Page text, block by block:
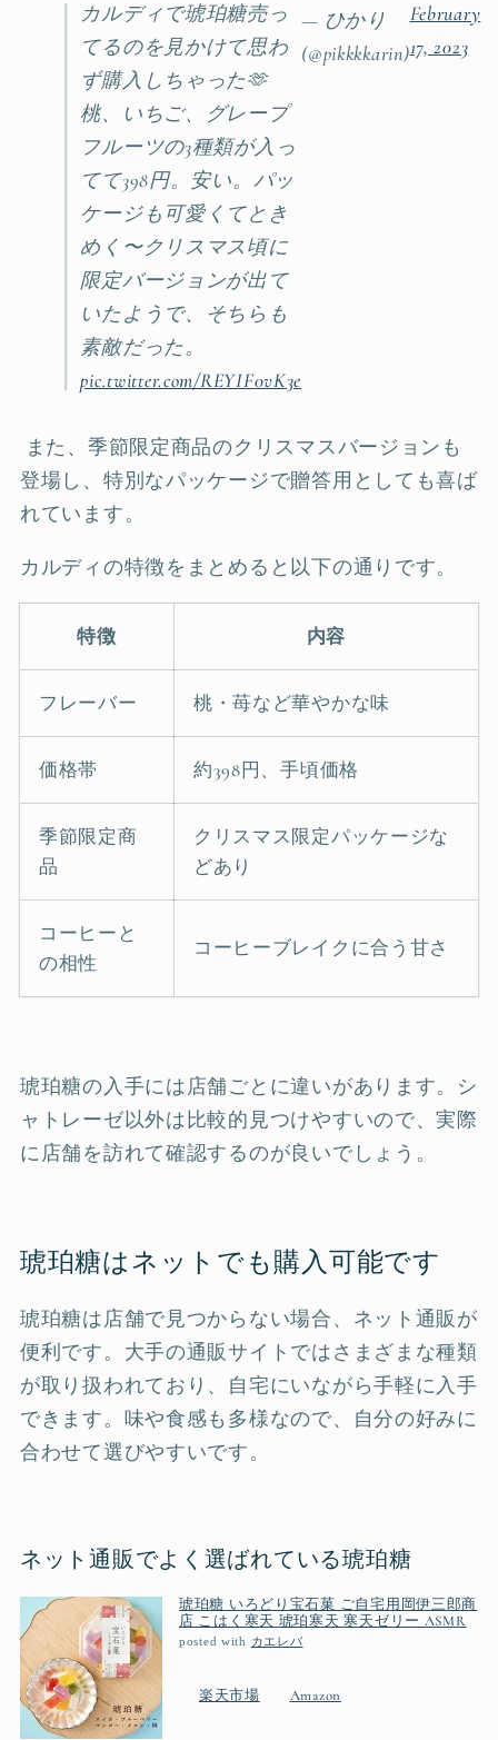
カルディで琥珀糖売っ
てるのを見かけて思わ
ず購入しちゃった🫶
桃、いちご、グレープ
フルーツの3種類が入っ
てて398円。安い。パッ
ケージも可愛くてとき
めく〜クリスマス頃に
限定バージョンが出て
いたようで、そちらも
素敵だった。
pic.twitter.com/REYIF0vK3e
— ひかり
(@pikkkkarin)
February
17, 2023
また、季節限定商品のクリスマスバージョンも
登場し、特別なパッケージで贈答用としても喜ば
れています。
カルディの特徴をまとめると以下の通りです。
特徴 内容
フレーバー 桃・苺など華やかな味
価格帯 約398円、手頃価格
季節限定商
品
クリスマス限定パッケージな
どあり
コーヒーと
の相性
コーヒーブレイクに合う甘さ
琥珀糖の入手には店舗ごとに違いがあります。シ
ャトレーゼ以外は比較的見つけやすいので、実際
に店舗を訪れて確認するのが良いでしょう。
琥珀糖はネットでも購入可能です
琥珀糖は店舗で見つからない場合、ネット通販が
便利です。大手の通販サイトではさまざまな種類
が取り扱われており、自宅にいながら手軽に入手
できます。味や食感も多様なので、自分の好みに
合わせて選びやすいです。
ネット通販でよく選ばれている琥珀糖
琥珀糖 いろどり宝石菓 ご自宅用岡伊三郎商
店 こはく寒天 琥珀寒天 寒天ゼリー ASMR
posted with カエレバ
楽天市場 Amazon